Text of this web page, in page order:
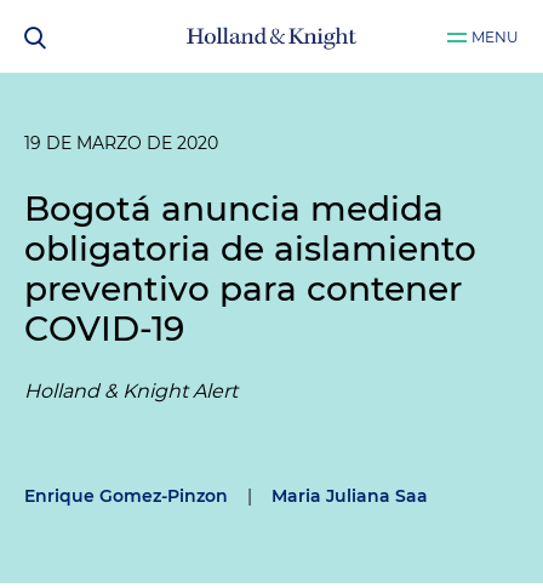
MENU
19 DE MARZO DE 2020
Bogotá anuncia medida
obligatoria de aislamiento
preventivo para contener
COVID-19
Holland & Knight Alert
Enrique Gomez-Pinzon | Maria Juliana Saa